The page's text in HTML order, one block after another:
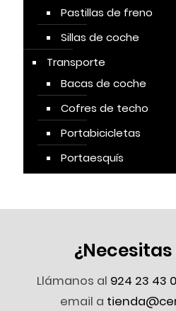
Pastillas de freno
Sillas de coche
Transporte
Bacas de coche
Cofres de techo
Portabicicletas
Portaesquís
Llámanos al 924 23 43
email a